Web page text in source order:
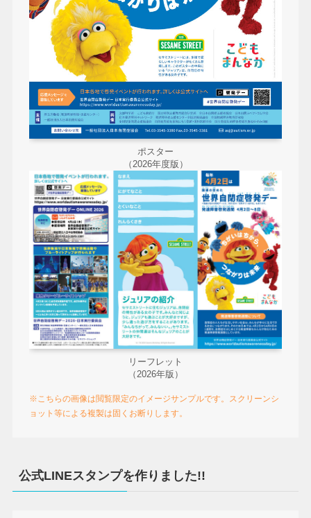
ポスター
（2026年度版）
リーフレット
（2026年版）
※こちらの画像は閲覧限定のイメージサンプルです。スクリーンシ
ョット等による複製は固くお断りします。
公式LINEスタンプを作りました!!